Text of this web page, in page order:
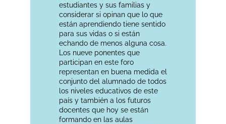
estudiantes y sus familias y
considerar si opinan que lo que
están aprendiendo tiene sentido
para sus vidas o si están
echando de menos alguna cosa.
Los nueve ponentes que
participan en este foro
representan en buena medida el
conjunto del alumnado de todos
los niveles educativos de este
país y también a los futuros
docentes que hoy se están
formando en las aulas